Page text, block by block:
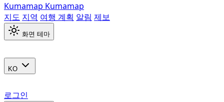
Kumamap Kumamap
지도 지역 여행 계획 알림 제보
화면 테마
KO
로그인